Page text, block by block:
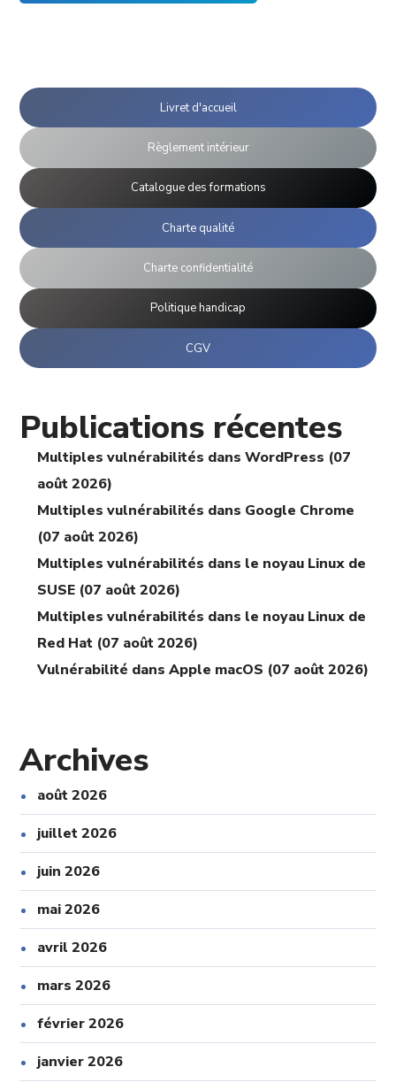
Livret d'accueil
Règlement intérieur
Catalogue des formations
Charte qualité
Charte confidentialité
Politique handicap
CGV
Publications récentes
Multiples vulnérabilités dans WordPress (07
août 2026)
Multiples vulnérabilités dans Google Chrome
(07 août 2026)
Multiples vulnérabilités dans le noyau Linux de
SUSE (07 août 2026)
Multiples vulnérabilités dans le noyau Linux de
Red Hat (07 août 2026)
Vulnérabilité dans Apple macOS (07 août 2026)
Archives
août 2026
juillet 2026
juin 2026
mai 2026
avril 2026
mars 2026
février 2026
janvier 2026